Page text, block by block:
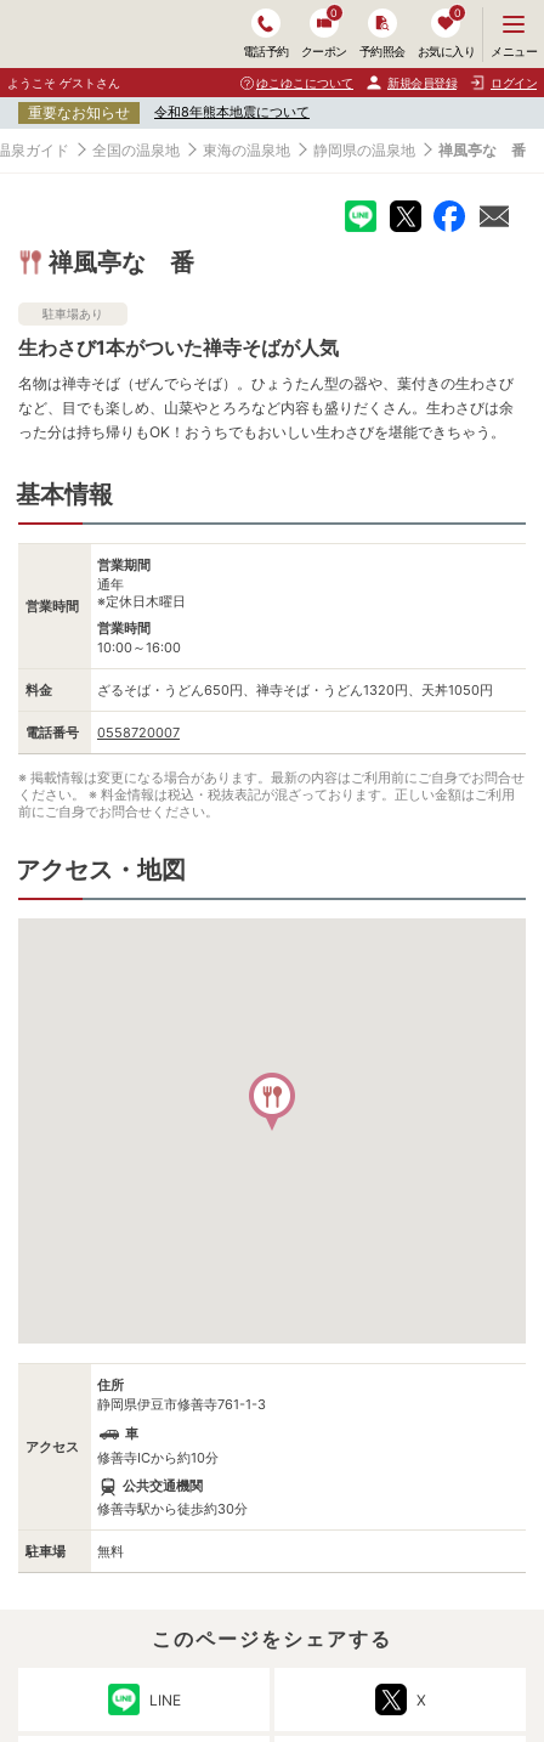
電話予約 クーポン
0
予約照会 お気に入り
0
ニ
ュ
ー
開
く
メニュー
ようこそ ゲストさん ゆこゆこについて 新規会員登録 ログイン
重要なお知らせ 令和8年熊本地震について
泉ガイド 全国の温泉地 東海の温泉地 静岡県の温泉地 禅風亭なゝ番
禅風亭なゝ番
駐車場あり
生わさび1本がついた禅寺そばが人気
名物は禅寺そば（ぜんでらそば）。ひょうたん型の器や、葉付きの生わさび
など、目でも楽しめ、山菜やとろろなど内容も盛りだくさん。生わさびは余
った分は持ち帰りもOK！おうちでもおいしい生わさびを堪能できちゃう。
基本情報
営業時間
営業期間
通年
※定休日木曜日
営業時間
10:00～16:00
料金 ざるそば・うどん650円、禅寺そば・うどん1320円、天丼1050円
電話番号 0558720007
※ 掲載情報は変更になる場合があります。最新の内容はご利用前にご自身でお問合せ
ください。
※ 料金情報は税込・税抜表記が混ざっております。正しい金額はご利用
前にご自身でお問合せください。
アクセス・地図
アクセス
住所
静岡県伊豆市修善寺761-1-3
車
修善寺ICから約10分
公共交通機関
修善寺駅から徒歩約30分
駐車場 無料
このページをシェアする
LINE X